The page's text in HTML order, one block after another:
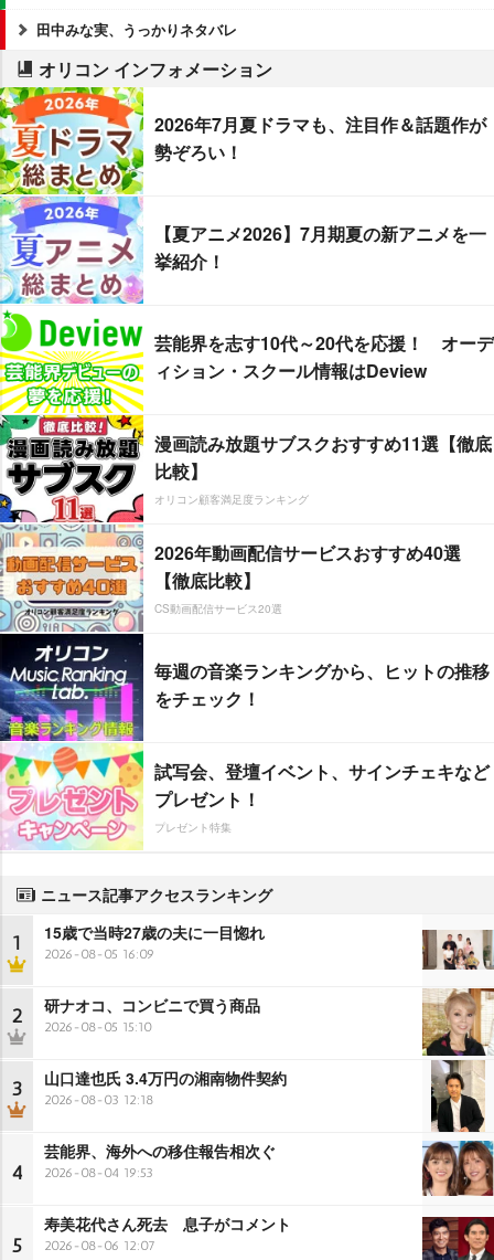
田中みな実、うっかりネタバレ
オリコン インフォメーション
2026年7月夏ドラマも、注目作＆話題作が
勢ぞろい！
【夏アニメ2026】7月期夏の新アニメを一
挙紹介！
芸能界を志す10代～20代を応援！ オーデ
ィション・スクール情報はDeview
漫画読み放題サブスクおすすめ11選【徹底
比較】
オリコン顧客満足度ランキング
2026年動画配信サービスおすすめ40選
【徹底比較】
CS動画配信サービス20選
毎週の音楽ランキングから、ヒットの推移
をチェック！
試写会、登壇イベント、サインチェキなど
プレゼント！
プレゼント特集
ニュース記事アクセスランキング
1 15歳で当時27歳の夫に一目惚れ
2026-08-05 16:09
2 研ナオコ、コンビニで買う商品
2026-08-05 15:10
3 山口達也氏 3.4万円の湘南物件契約
2026-08-03 12:18
4
芸能界、海外への移住報告相次ぐ
2026-08-04 19:53
5
寿美花代さん死去 息子がコメント
2026-08-06 12:07